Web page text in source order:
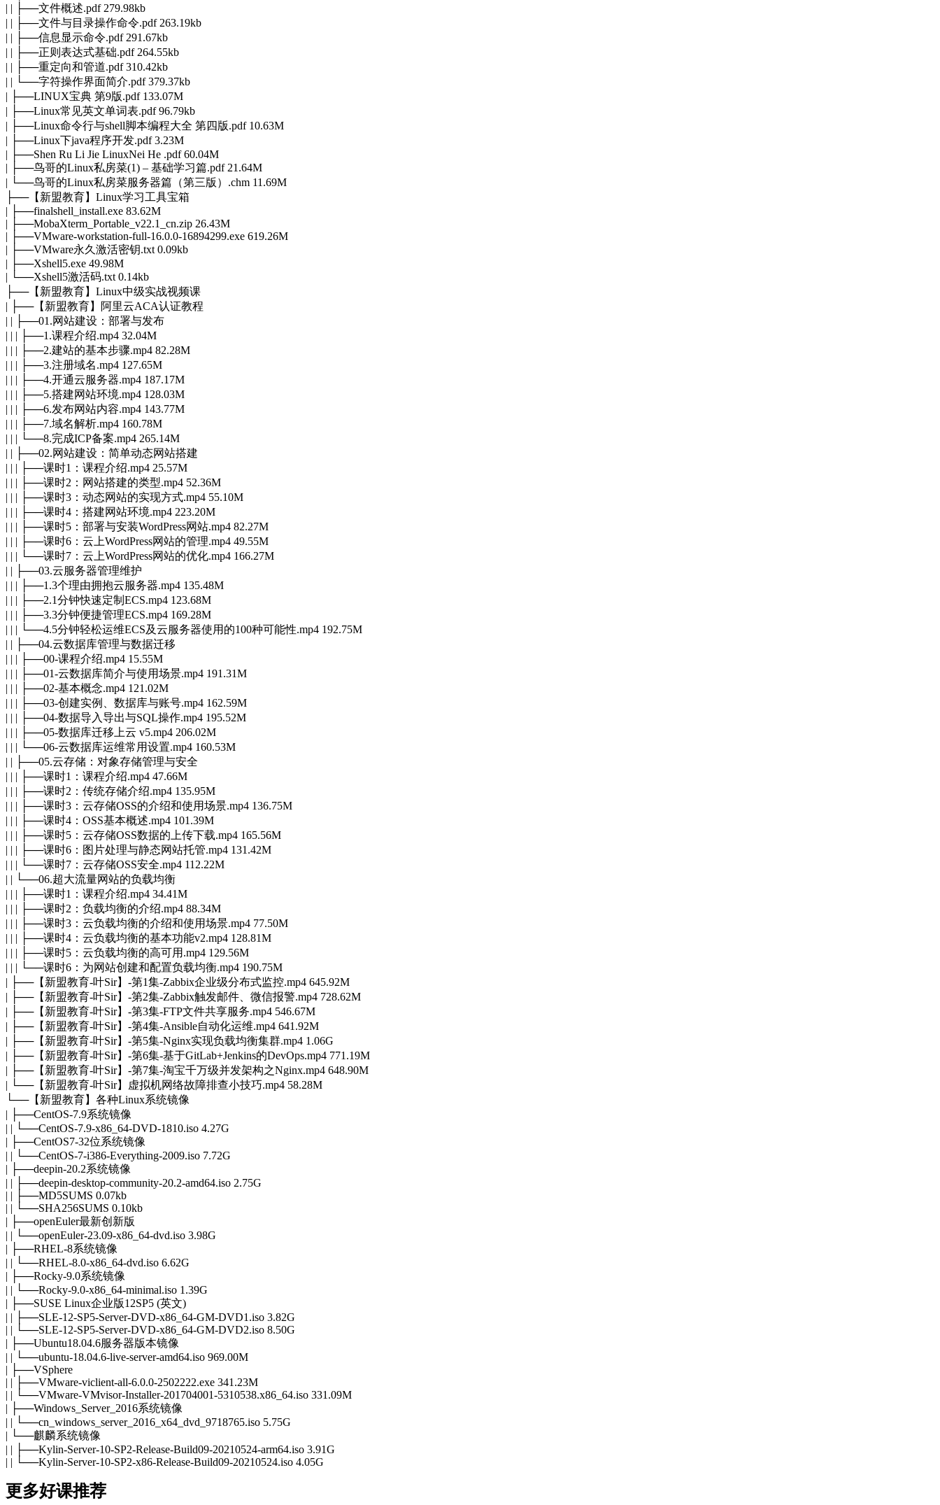
| | ├──文件概述.pdf 279.98kb
| | ├──文件与目录操作命令.pdf 263.19kb
| | ├──信息显示命令.pdf 291.67kb
| | ├──正则表达式基础.pdf 264.55kb
| | ├──重定向和管道.pdf 310.42kb
| | └──字符操作界面简介.pdf 379.37kb
| ├──LINUX宝典 第9版.pdf 133.07M
| ├──Linux常见英文单词表.pdf 96.79kb
| ├──Linux命令行与shell脚本编程大全 第四版.pdf 10.63M
| ├──Linux下java程序开发.pdf 3.23M
| ├──Shen Ru Li Jie LinuxNei He .pdf 60.04M
| ├──鸟哥的Linux私房菜(1) – 基础学习篇.pdf 21.64M
| └──鸟哥的Linux私房菜服务器篇（第三版）.chm 11.69M
├──【新盟教育】Linux学习工具宝箱
| ├──finalshell_install.exe 83.62M
| ├──MobaXterm_Portable_v22.1_cn.zip 26.43M
| ├──VMware-workstation-full-16.0.0-16894299.exe 619.26M
| ├──VMware永久激活密钥.txt 0.09kb
| ├──Xshell5.exe 49.98M
| └──Xshell5激活码.txt 0.14kb
├──【新盟教育】Linux中级实战视频课
| ├──【新盟教育】阿里云ACA认证教程
| | ├──01.网站建设：部署与发布
| | | ├──1.课程介绍.mp4 32.04M
| | | ├──2.建站的基本步骤.mp4 82.28M
| | | ├──3.注册域名.mp4 127.65M
| | | ├──4.开通云服务器.mp4 187.17M
| | | ├──5.搭建网站环境.mp4 128.03M
| | | ├──6.发布网站内容.mp4 143.77M
| | | ├──7.域名解析.mp4 160.78M
| | | └──8.完成ICP备案.mp4 265.14M
| | ├──02.网站建设：简单动态网站搭建
| | | ├──课时1：课程介绍.mp4 25.57M
| | | ├──课时2：网站搭建的类型.mp4 52.36M
| | | ├──课时3：动态网站的实现方式.mp4 55.10M
| | | ├──课时4：搭建网站环境.mp4 223.20M
| | | ├──课时5：部署与安装WordPress网站.mp4 82.27M
| | | ├──课时6：云上WordPress网站的管理.mp4 49.55M
| | | └──课时7：云上WordPress网站的优化.mp4 166.27M
| | ├──03.云服务器管理维护
| | | ├──1.3个理由拥抱云服务器.mp4 135.48M
| | | ├──2.1分钟快速定制ECS.mp4 123.68M
| | | ├──3.3分钟便捷管理ECS.mp4 169.28M
| | | └──4.5分钟轻松运维ECS及云服务器使用的100种可能性.mp4 192.75M
| | ├──04.云数据库管理与数据迁移
| | | ├──00-课程介绍.mp4 15.55M
| | | ├──01-云数据库简介与使用场景.mp4 191.31M
| | | ├──02-基本概念.mp4 121.02M
| | | ├──03-创建实例、数据库与账号.mp4 162.59M
| | | ├──04-数据导入导出与SQL操作.mp4 195.52M
| | | ├──05-数据库迁移上云 v5.mp4 206.02M
| | | └──06-云数据库运维常用设置.mp4 160.53M
| | ├──05.云存储：对象存储管理与安全
| | | ├──课时1：课程介绍.mp4 47.66M
| | | ├──课时2：传统存储介绍.mp4 135.95M
| | | ├──课时3：云存储OSS的介绍和使用场景.mp4 136.75M
| | | ├──课时4：OSS基本概述.mp4 101.39M
| | | ├──课时5：云存储OSS数据的上传下载.mp4 165.56M
| | | ├──课时6：图片处理与静态网站托管.mp4 131.42M
| | | └──课时7：云存储OSS安全.mp4 112.22M
| | └──06.超大流量网站的负载均衡
| | | ├──课时1：课程介绍.mp4 34.41M
| | | ├──课时2：负载均衡的介绍.mp4 88.34M
| | | ├──课时3：云负载均衡的介绍和使用场景.mp4 77.50M
| | | ├──课时4：云负载均衡的基本功能v2.mp4 128.81M
| | | ├──课时5：云负载均衡的高可用.mp4 129.56M
| | | └──课时6：为网站创建和配置负载均衡.mp4 190.75M
| ├──【新盟教育-叶Sir】-第1集-Zabbix企业级分布式监控.mp4 645.92M
| ├──【新盟教育-叶Sir】-第2集-Zabbix触发邮件、微信报警.mp4 728.62M
| ├──【新盟教育-叶Sir】-第3集-FTP文件共享服务.mp4 546.67M
| ├──【新盟教育-叶Sir】-第4集-Ansible自动化运维.mp4 641.92M
| ├──【新盟教育-叶Sir】-第5集-Nginx实现负载均衡集群.mp4 1.06G
| ├──【新盟教育-叶Sir】-第6集-基于GitLab+Jenkins的DevOps.mp4 771.19M
| ├──【新盟教育-叶Sir】-第7集-淘宝千万级并发架构之Nginx.mp4 648.90M
| └──【新盟教育-叶Sir】虚拟机网络故障排查小技巧.mp4 58.28M
└──【新盟教育】各种Linux系统镜像
| ├──CentOS-7.9系统镜像
| | └──CentOS-7.9-x86_64-DVD-1810.iso 4.27G
| ├──CentOS7-32位系统镜像
| | └──CentOS-7-i386-Everything-2009.iso 7.72G
| ├──deepin-20.2系统镜像
| | ├──deepin-desktop-community-20.2-amd64.iso 2.75G
| | ├──MD5SUMS 0.07kb
| | └──SHA256SUMS 0.10kb
| ├──openEuler最新创新版
| | └──openEuler-23.09-x86_64-dvd.iso 3.98G
| ├──RHEL-8系统镜像
| | └──RHEL-8.0-x86_64-dvd.iso 6.62G
| ├──Rocky-9.0系统镜像
| | └──Rocky-9.0-x86_64-minimal.iso 1.39G
| ├──SUSE Linux企业版12SP5 (英文)
| | ├──SLE-12-SP5-Server-DVD-x86_64-GM-DVD1.iso 3.82G
| | └──SLE-12-SP5-Server-DVD-x86_64-GM-DVD2.iso 8.50G
| ├──Ubuntu18.04.6服务器版本镜像
| | └──ubuntu-18.04.6-live-server-amd64.iso 969.00M
| ├──VSphere
| | ├──VMware-viclient-all-6.0.0-2502222.exe 341.23M
| | └──VMware-VMvisor-Installer-201704001-5310538.x86_64.iso 331.09M
| ├──Windows_Server_2016系统镜像
| | └──cn_windows_server_2016_x64_dvd_9718765.iso 5.75G
| └──麒麟系统镜像
| | ├──Kylin-Server-10-SP2-Release-Build09-20210524-arm64.iso 3.91G
| | └──Kylin-Server-10-SP2-x86-Release-Build09-20210524.iso 4.05G
更多好课推荐